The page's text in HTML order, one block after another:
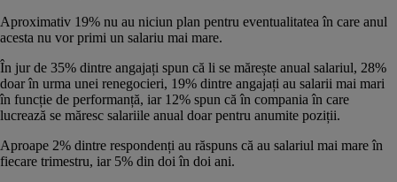
Aproximativ 19% nu au niciun plan pentru eventualitatea în care anul
acesta nu vor primi un salariu mai mare.
În jur de 35% dintre angajați spun că li se mărește anual salariul, 28%
doar în urma unei renegocieri, 19% dintre angajați au salarii mai mari
în funcție de performanță, iar 12% spun că în compania în care
lucrează se măresc salariile anual doar pentru anumite poziții.
Aproape 2% dintre respondenți au răspuns că au salariul mai mare în
fiecare trimestru, iar 5% din doi în doi ani.